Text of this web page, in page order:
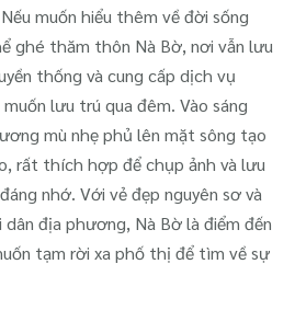
muốn hiểu thêm về đời sống
ghé thăm thôn Nà Bờ, nơi vẫn lưu
thống và cung cấp dịch vụ
lưu trú qua đêm. Vào sáng
mù nhẹ phủ lên mặt sông tạo
rất thích hợp để chụp ảnh và lưu
nhớ. Với vẻ đẹp nguyên sơ và
địa phương, Nà Bờ là điểm đến
tạm rời xa phố thị để tìm về sự